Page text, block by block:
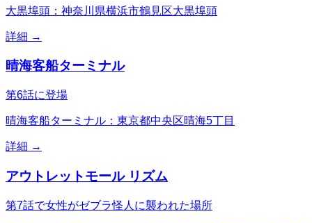
大黒埠頭：神奈川県横浜市鶴見区大黒埠頭
詳細 →
晴海客船ターミナル
第6話に登場
晴海客船ターミナル：東京都中央区晴海5丁目
詳細 →
アウトレットモール リズム
第7話で女性がゼブラ怪人に襲われた場所